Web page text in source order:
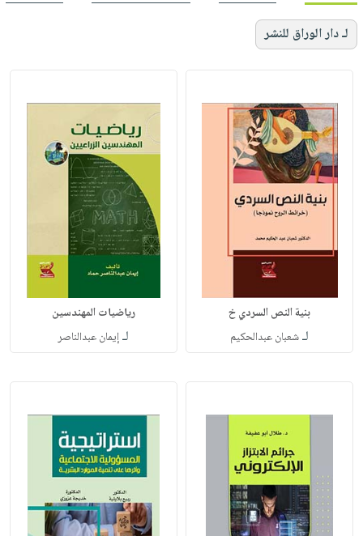
لـ دار الوراق للنشر
بنية النص السردي خ
لـشعبان عبدالحكيم
رياضيات المهندسين
لـإيمان عبدالناصر